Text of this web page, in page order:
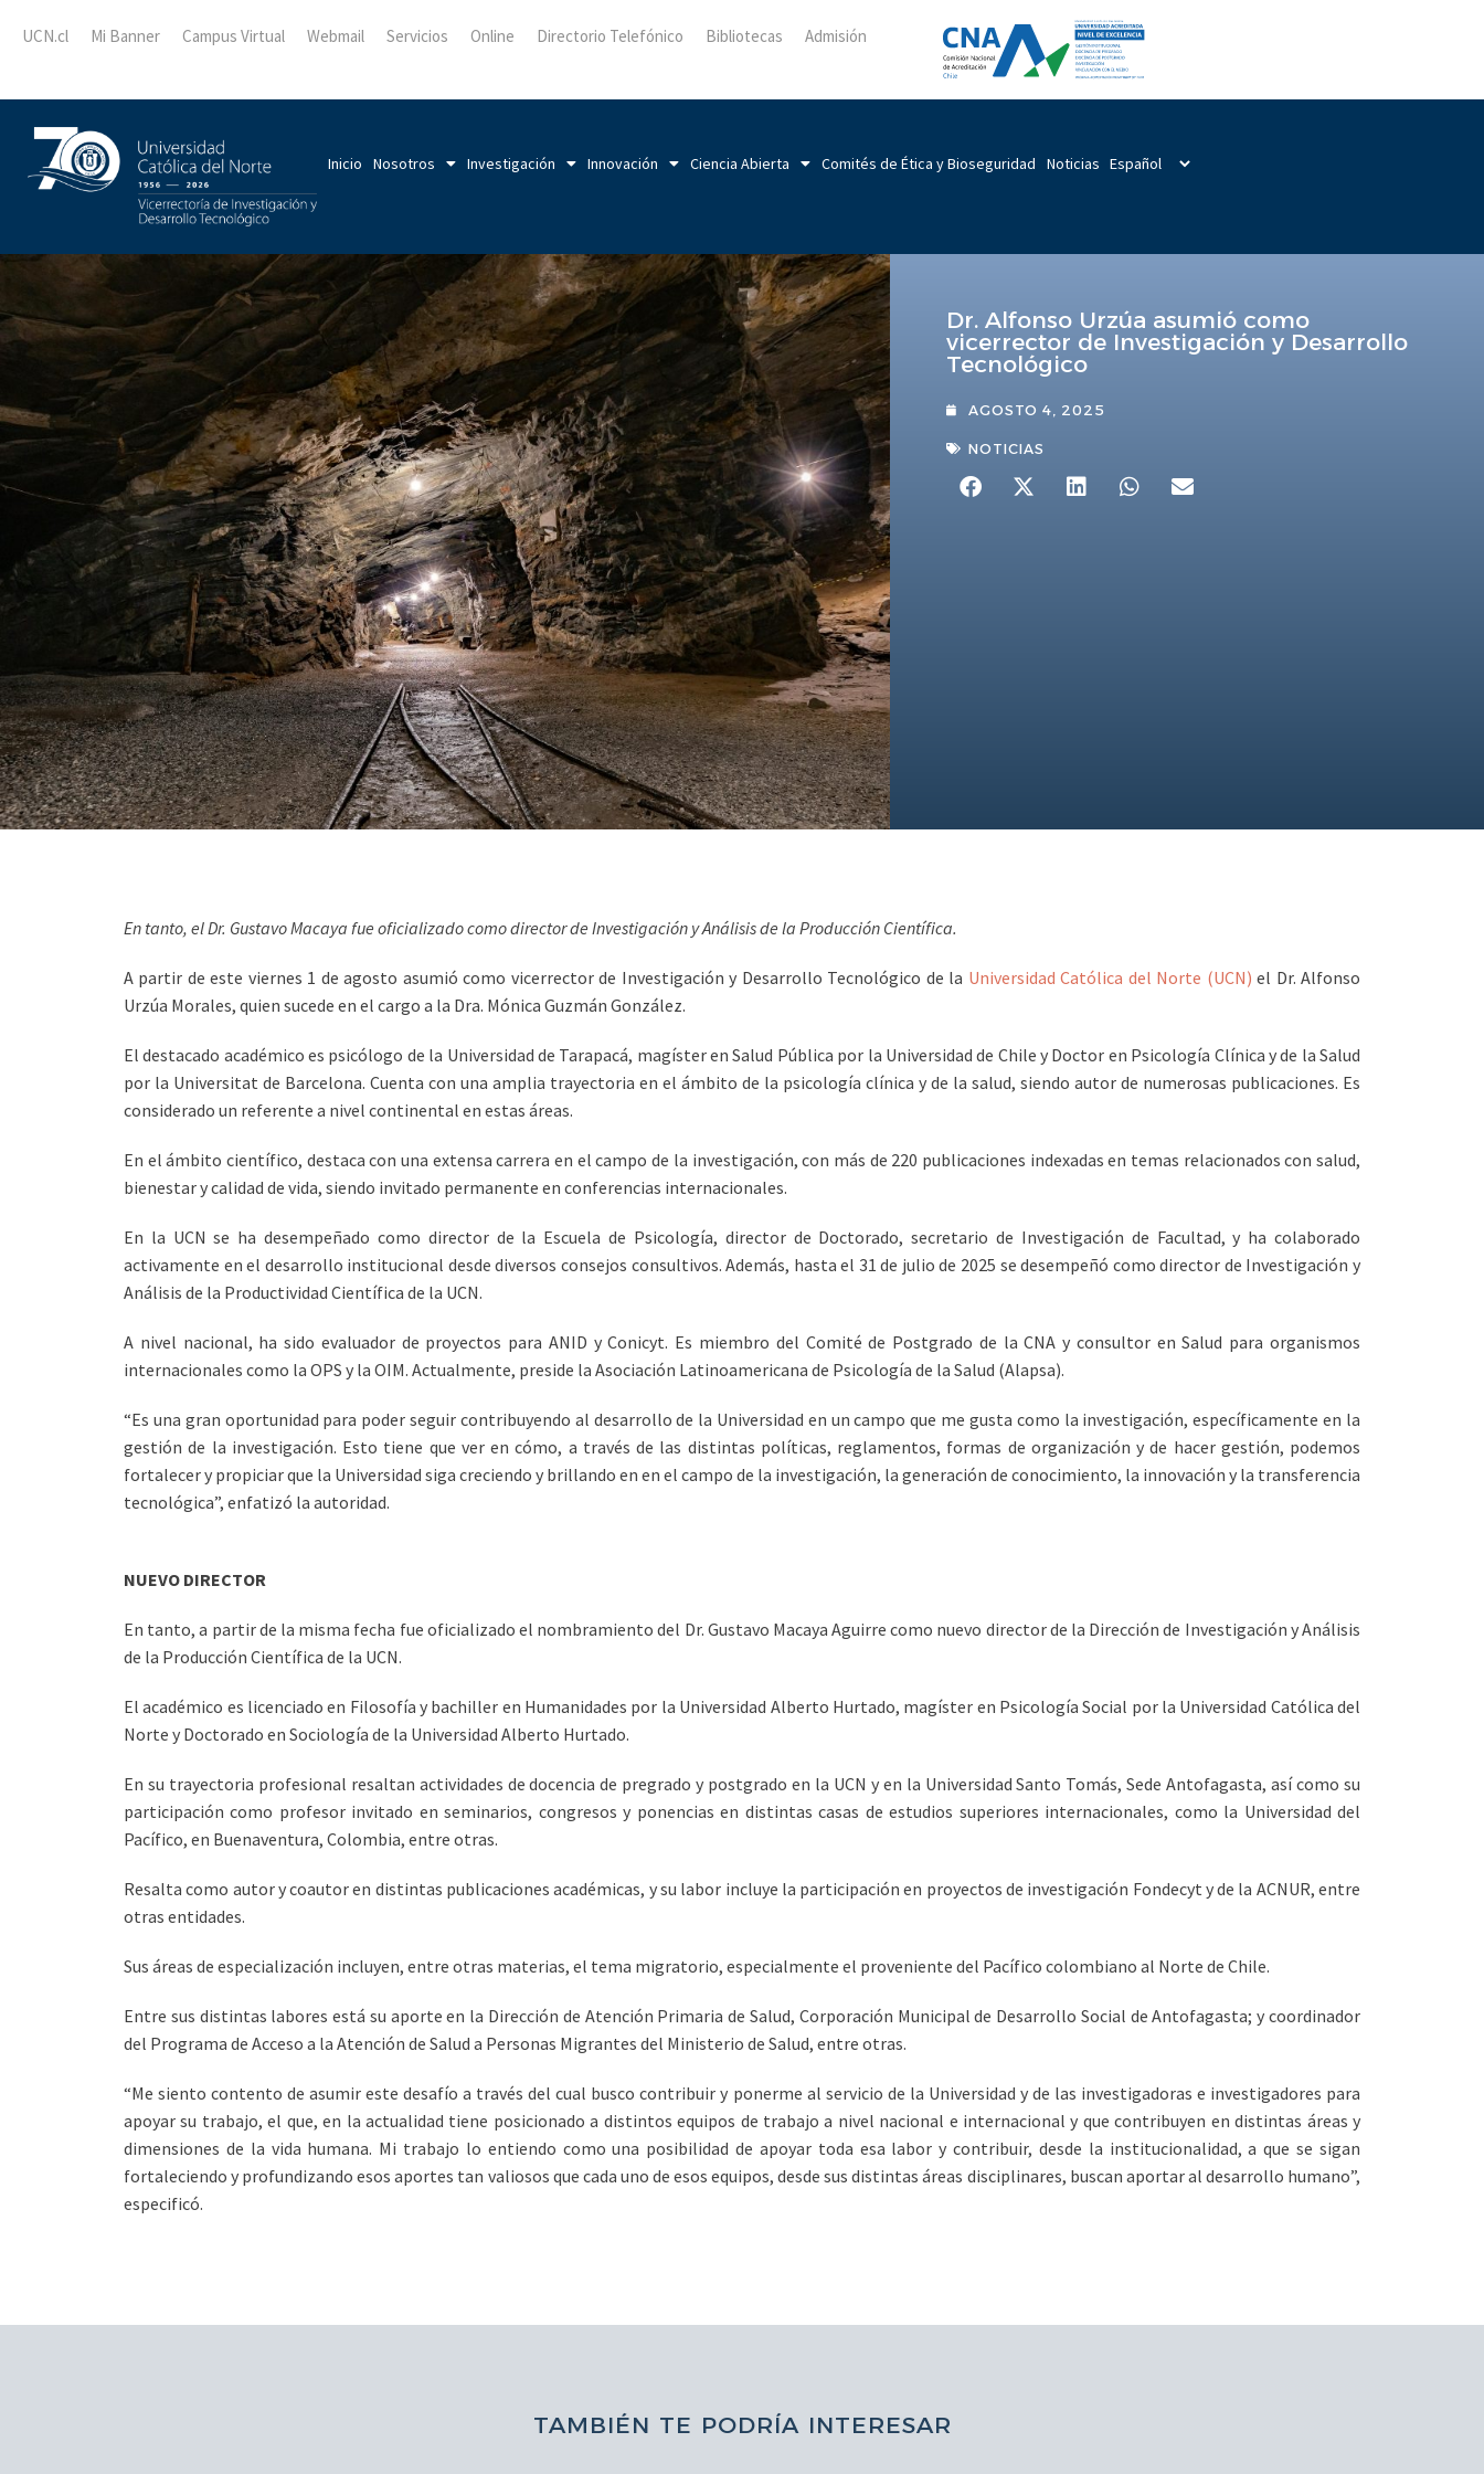
UCN.cl Mi Banner Campus Virtual Webmail Servicios Online Directorio Telefónico Bibliotecas Admisión
Inicio Nosotros Investigación Innovación Ciencia Abierta Comités de Ética y Bioseguridad Noticias
Dr. Alfonso Urzúa asumió como
vicerrector de Investigación y Desarrollo
Tecnológico
AGOSTO 4, 2025
NOTICIAS
En tanto, el Dr. Gustavo Macaya fue oficializado como director de Investigación y Análisis de la Producción Científica.
A partir de este viernes 1 de agosto asumió como vicerrector de Investigación y Desarrollo Tecnológico de la Universidad Católica del Norte (UCN) el Dr. Alfonso
Urzúa Morales, quien sucede en el cargo a la Dra. Mónica Guzmán González.
El destacado académico es psicólogo de la Universidad de Tarapacá, magíster en Salud Pública por la Universidad de Chile y Doctor en Psicología Clínica y de la Salud
por la Universitat de Barcelona. Cuenta con una amplia trayectoria en el ámbito de la psicología clínica y de la salud, siendo autor de numerosas publicaciones. Es
considerado un referente a nivel continental en estas áreas.
En el ámbito científico, destaca con una extensa carrera en el campo de la investigación, con más de 220 publicaciones indexadas en temas relacionados con salud,
bienestar y calidad de vida, siendo invitado permanente en conferencias internacionales.
En la UCN se ha desempeñado como director de la Escuela de Psicología, director de Doctorado, secretario de Investigación de Facultad, y ha colaborado
activamente en el desarrollo institucional desde diversos consejos consultivos. Además, hasta el 31 de julio de 2025 se desempeñó como director de Investigación y
Análisis de la Productividad Científica de la UCN.
A nivel nacional, ha sido evaluador de proyectos para ANID y Conicyt. Es miembro del Comité de Postgrado de la CNA y consultor en Salud para organismos
internacionales como la OPS y la OIM. Actualmente, preside la Asociación Latinoamericana de Psicología de la Salud (Alapsa).
“Es una gran oportunidad para poder seguir contribuyendo al desarrollo de la Universidad en un campo que me gusta como la investigación, específicamente en la
gestión de la investigación. Esto tiene que ver en cómo, a través de las distintas políticas, reglamentos, formas de organización y de hacer gestión, podemos
fortalecer y propiciar que la Universidad siga creciendo y brillando en en el campo de la investigación, la generación de conocimiento, la innovación y la transferencia
tecnológica”, enfatizó la autoridad.
NUEVO DIRECTOR
En tanto, a partir de la misma fecha fue oficializado el nombramiento del Dr. Gustavo Macaya Aguirre como nuevo director de la Dirección de Investigación y Análisis
de la Producción Científica de la UCN.
El académico es licenciado en Filosofía y bachiller en Humanidades por la Universidad Alberto Hurtado, magíster en Psicología Social por la Universidad Católica del
Norte y Doctorado en Sociología de la Universidad Alberto Hurtado.
En su trayectoria profesional resaltan actividades de docencia de pregrado y postgrado en la UCN y en la Universidad Santo Tomás, Sede Antofagasta, así como su
participación como profesor invitado en seminarios, congresos y ponencias en distintas casas de estudios superiores internacionales, como la Universidad del
Pacífico, en Buenaventura, Colombia, entre otras.
Resalta como autor y coautor en distintas publicaciones académicas, y su labor incluye la participación en proyectos de investigación Fondecyt y de la ACNUR, entre
otras entidades.
Sus áreas de especialización incluyen, entre otras materias, el tema migratorio, especialmente el proveniente del Pacífico colombiano al Norte de Chile.
Entre sus distintas labores está su aporte en la Dirección de Atención Primaria de Salud, Corporación Municipal de Desarrollo Social de Antofagasta; y coordinador
del Programa de Acceso a la Atención de Salud a Personas Migrantes del Ministerio de Salud, entre otras.
“Me siento contento de asumir este desafío a través del cual busco contribuir y ponerme al servicio de la Universidad y de las investigadoras e investigadores para
apoyar su trabajo, el que, en la actualidad tiene posicionado a distintos equipos de trabajo a nivel nacional e internacional y que contribuyen en distintas áreas y
dimensiones de la vida humana. Mi trabajo lo entiendo como una posibilidad de apoyar toda esa labor y contribuir, desde la institucionalidad, a que se sigan
fortaleciendo y profundizando esos aportes tan valiosos que cada uno de esos equipos, desde sus distintas áreas disciplinares, buscan aportar al desarrollo humano”,
especificó.
TAMBIÉN TE PODRÍA INTERESAR